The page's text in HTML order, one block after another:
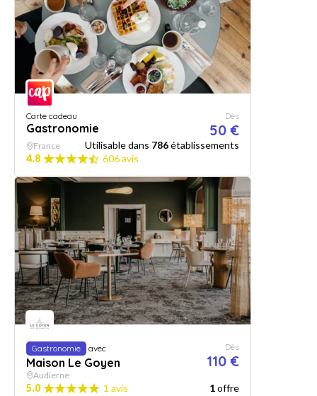
Carte cadeau
Gastronomie
Dès
50 €
France Utilisable dans 786établissements
4.8
606 avis
Gastronomie avec
Maison Le Goyen
Dès
110 €
Audierne
5.0 1 avis 1offre